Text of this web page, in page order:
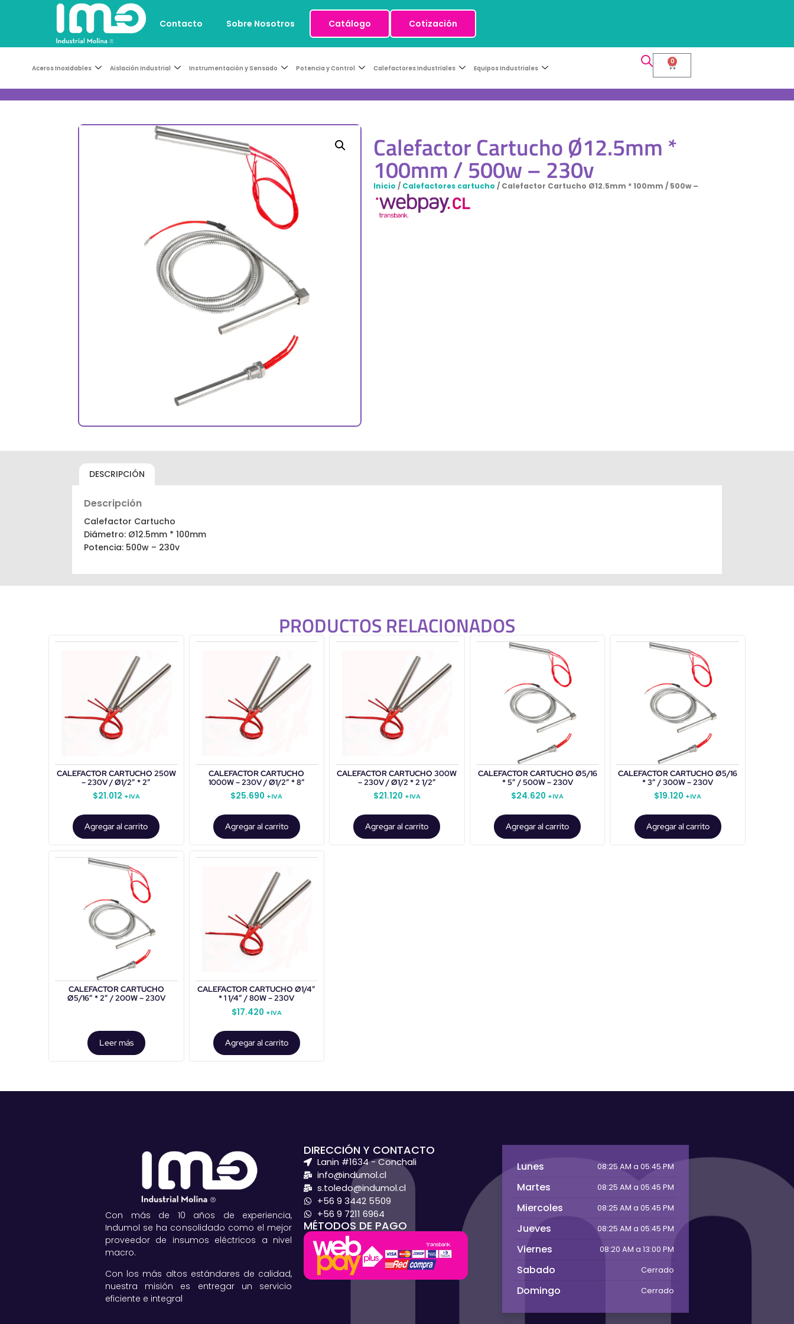
Contacto Sobre Nosotros Catálogo Cotización
Aceros Inoxidables Aislación Industrial Instrumentación y Sensado Potencia y Control Calefactores Industriales Equipos Industriales
0
Calefactor Cartucho Ø12.5mm *
100mm / 500w – 230v
Inicio / Calefactores cartucho / Calefactor Cartucho Ø12.5mm * 100mm / 500w –
230v
DESCRIPCIÓN
Descripción
Calefactor Cartucho
Diámetro: Ø12.5mm * 100mm
Potencia: 500w – 230v
PRODUCTOS RELACIONADOS
CALEFACTOR CARTUCHO 250W
– 230V / Ø1/2″ * 2″
$21.012 +IVA
Agregar al carrito
CALEFACTOR CARTUCHO
1000W – 230V / Ø1/2” * 8”
$25.690 +IVA
Agregar al carrito
CALEFACTOR CARTUCHO 300W
– 230V / Ø1/2 * 2 1/2″
$21.120 +IVA
Agregar al carrito
CALEFACTOR CARTUCHO Ø5/16
* 5″ / 500W – 230V
$24.620 +IVA
Agregar al carrito
CALEFACTOR CARTUCHO Ø5/16
* 3″ / 300W – 230V
$19.120 +IVA
Agregar al carrito
CALEFACTOR CARTUCHO
Ø5/16″ * 2″ / 200W – 230V
Leer más
CALEFACTOR CARTUCHO Ø1/4″
* 1 1/4″ / 80W – 230V
$17.420 +IVA
Agregar al carrito
Con más de 10 años de experiencia,
Indumol se ha consolidado como el mejor
proveedor de insumos eléctricos a nivel
macro.
Con los más altos estándares de calidad,
nuestra misión es entregar un servicio
eficiente e integral
DIRECCIÓN Y CONTACTO
Lanin #1634 - Conchali
info@indumol.cl
s.toledo@indumol.cl
+56 9 3442 5509
+56 9 7211 6964
MÉTODOS DE PAGO
Lunes 08:25 AM a 05:45 PM
Martes 08:25 AM a 05:45 PM
Miercoles 08:25 AM a 05:45 PM
Jueves 08:25 AM a 05:45 PM
Viernes 08:20 AM a 13:00 PM
Sabado Cerrado
Domingo Cerrado